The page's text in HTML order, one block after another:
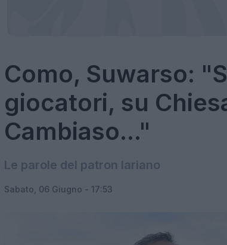
Como, Suwarso:
giocatori, su
Cambiaso..."
Le parole del patron lariano
Sabato, 06 Giugno - 17:53